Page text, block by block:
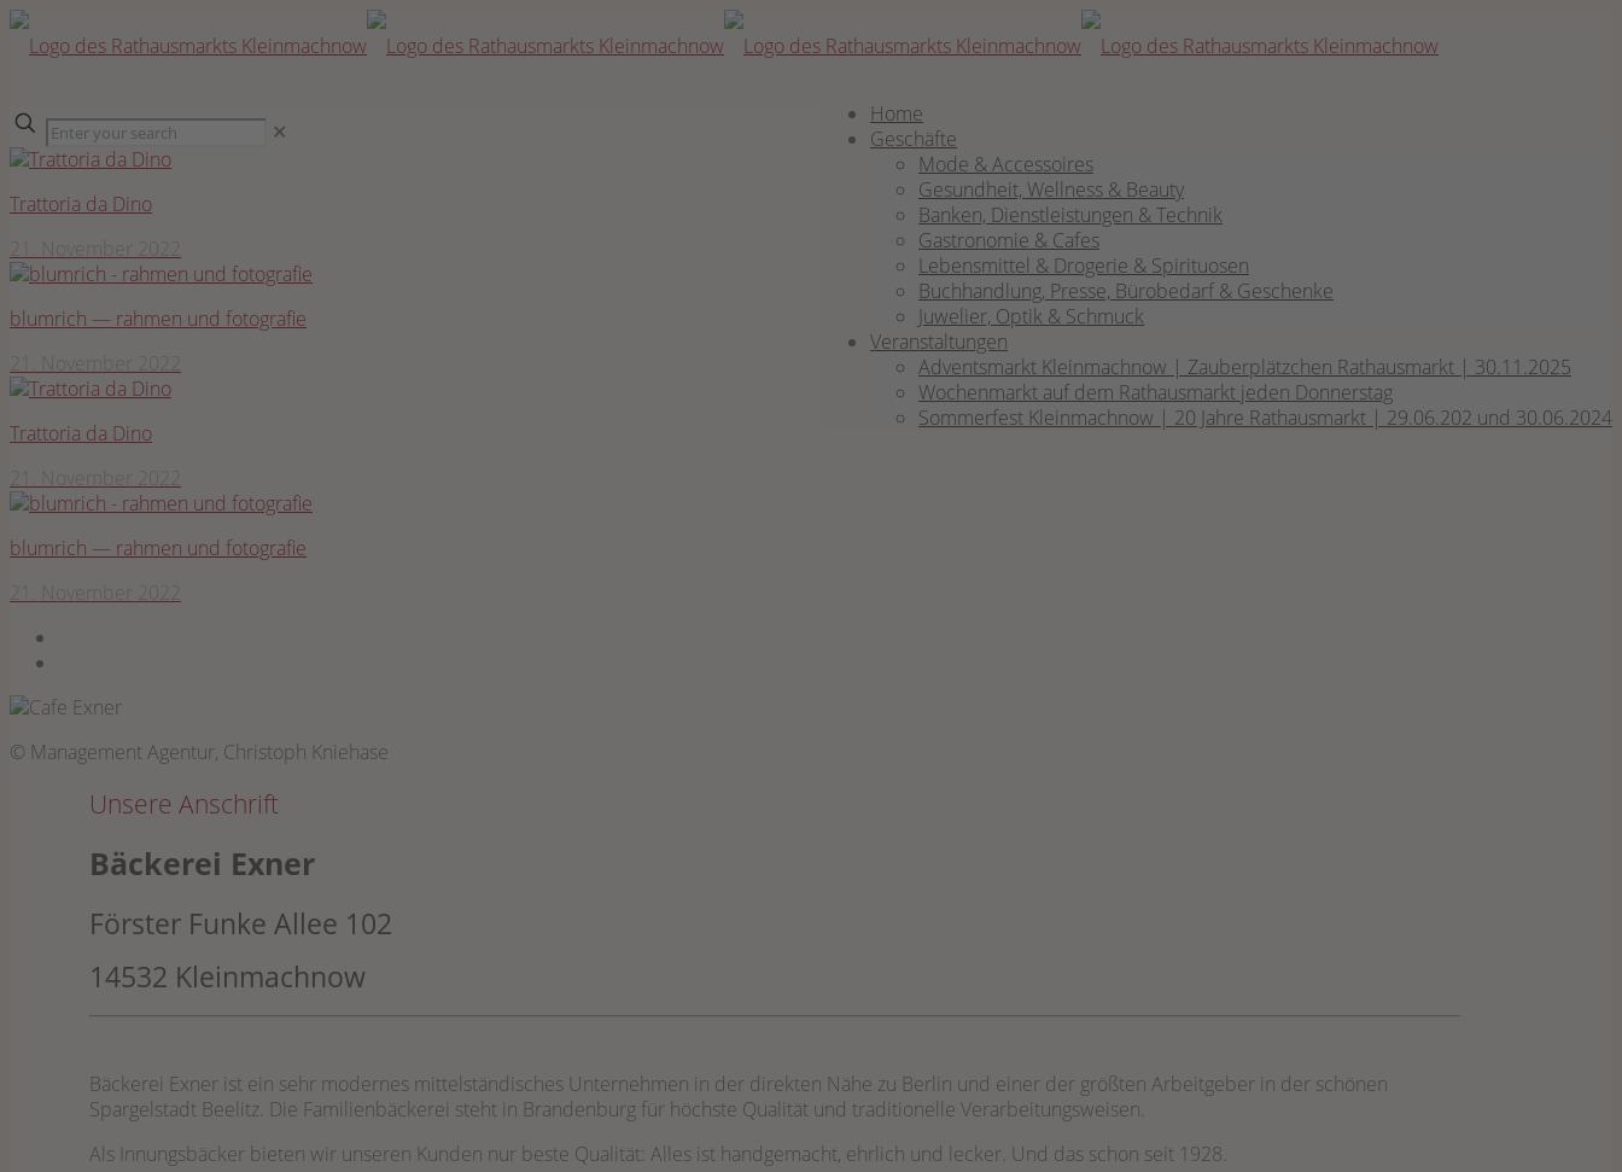
Home
Geschäf­te
Mode & Accessoires
Gesund­heit, Well­ness & Beauty
Ban­ken, Dienst­leis­tun­gen & Technik
Gas­tro­no­mie & Cafes
Lebens­mit­tel & Dro­ge­rie & Spirituosen
Buch­hand­lung, Pres­se, Büro­be­darf & Geschenke
Juwe­lier, Optik & Schmuck
Ver­an­stal­tun­gen
Advents­markt Klein­mach­now | Zau­ber­plätz­chen Rat­haus­markt | 30.11.2025
Wochen­markt auf dem Rat­haus­markt jeden Donnerstag
Som­mer­fest Klein­mach­now | 20 Jah­re Rat­haus­markt | 29.06.202 und 30.06.2024
✕
Trat­to­ria da Dino
21. November 2022
blum­rich — rah­men und fotografie
21. November 2022
Trat­to­ria da Dino
21. November 2022
blum­rich — rah­men und fotografie
21. November 2022
© Management Agentur, Christoph Kniehase
Unsere Anschrift
Bäckerei Exner
Förster Funke Allee 102
14532 Kleinmachnow
Bäckerei Exner ist ein sehr modernes mittelständisches Unternehmen in der direkten Nähe zu Berlin und einer der größten Arbeitgeber in der schönen
Spargelstadt Beelitz. Die Familienbäckerei steht in Brandenburg für höchste Qualität und traditionelle Verarbeitungsweisen.
Als Innungsbäcker bieten wir unseren Kunden nur beste Qualität: Alles ist handgemacht, ehrlich und lecker. Und das schon seit 1928.